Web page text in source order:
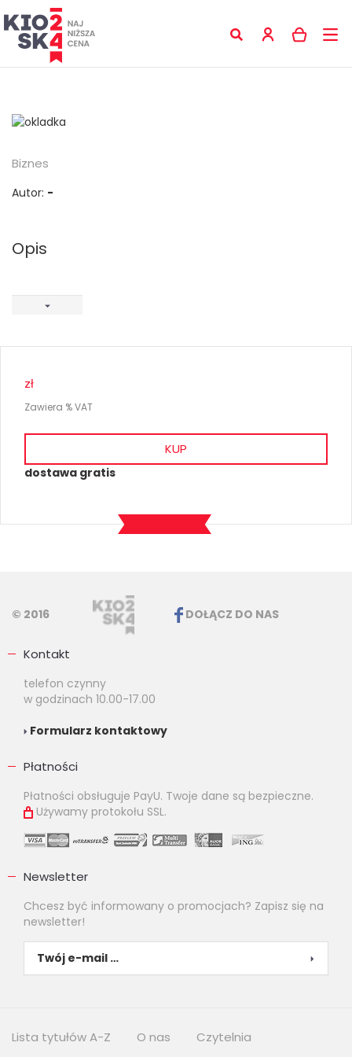
Biznes
Autor: -
Opis
zł
Zawiera % VAT
KUP
dostawa gratis
© 2016 DOŁĄCZ DO NAS
Kontakt
telefon czynny
w godzinach 10.00-17.00
Formularz kontaktowy
Płatności
Płatności obsługuje PayU. Twoje dane są bezpieczne.
Używamy protokołu SSL.
Newsletter
Chcesz być informowany o promocjach? Zapisz się na
newsletter!
Lista tytułów A-Z O nas Czytelnia